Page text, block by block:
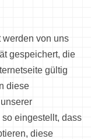
werden von uns
gespeichert, die
gültig
diese
so eingestellt, dass
diese